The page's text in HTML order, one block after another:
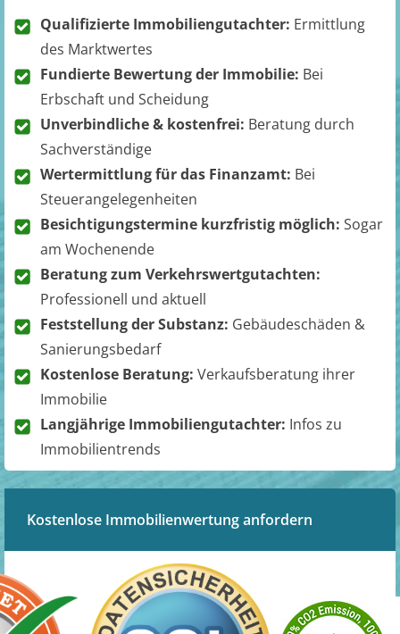
Qualifizierte Immobiliengutachter: Ermittlung
des Marktwertes
Fundierte Bewertung der Immobilie: Bei
Erbschaft und Scheidung
Unverbindliche & kostenfrei: Beratung durch
Sachverständige
Wertermittlung für das Finanzamt: Bei
Steuerangelegenheiten
Besichtigungstermine kurzfristig möglich: Sogar
am Wochenende
Beratung zum Verkehrswertgutachten:
Professionell und aktuell
Feststellung der Substanz: Gebäudeschäden &
Sanierungsbedarf
Kostenlose Beratung: Verkaufsberatung ihrer
Immobilie
Langjährige Immobiliengutachter: Infos zu
Immobilientrends
Kostenlose Immobilienwertung anfordern